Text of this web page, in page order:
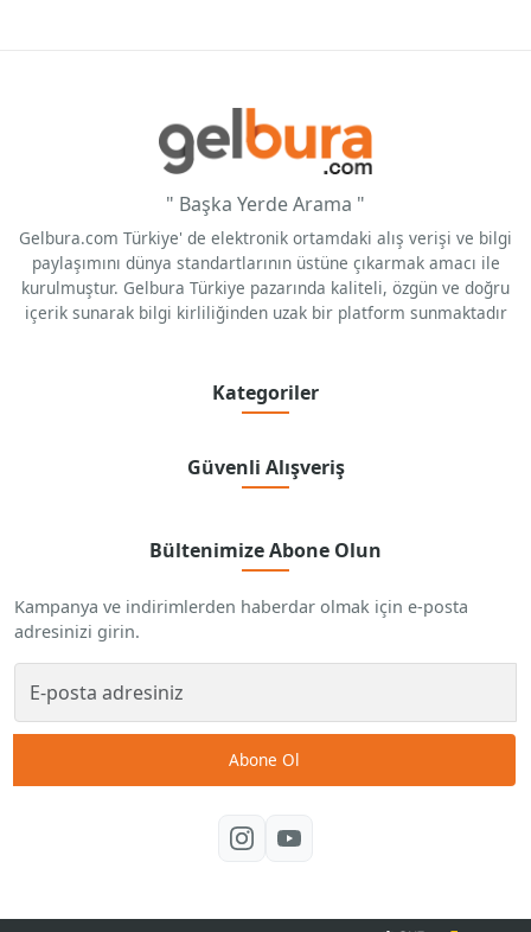
" Başka Yerde Arama "
Gelbura.com Türkiye' de elektronik ortamdaki alış verişi ve bilgi
paylaşımını dünya standartlarının üstüne çıkarmak amacı ile
kurulmuştur. Gelbura Türkiye pazarında kaliteli, özgün ve doğru
içerik sunarak bilgi kirliliğinden uzak bir platform sunmaktadır
Kategoriler
Güvenli Alışveriş
Bültenimize Abone Olun
Kampanya ve indirimlerden haberdar olmak için e-posta
adresinizi girin.
Abone Ol